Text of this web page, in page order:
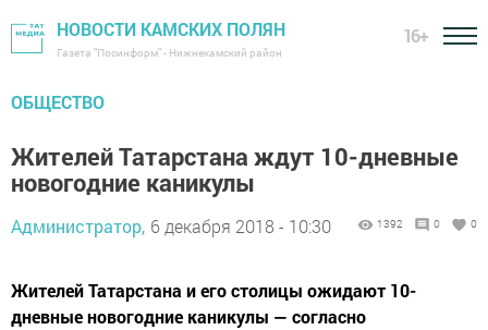
НОВОСТИ КАМСКИХ ПОЛЯН
Газета "Посинформ" - Нижнекамский район
16+
ОБЩЕСТВО
Жителей Татарстана ждут 10-дневные
новогодние каникулы
Администратор, 6 декабря 2018 - 10:30 1392 0 0
Жителей Татарстана и его столицы ожидают 10-
дневные новогодние каникулы — согласно